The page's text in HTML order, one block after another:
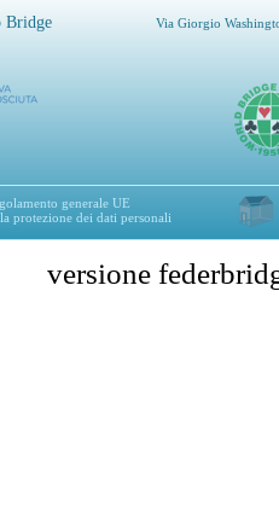
Bridge Via Giorgio
generale UE
protezione dei dati personali
versione